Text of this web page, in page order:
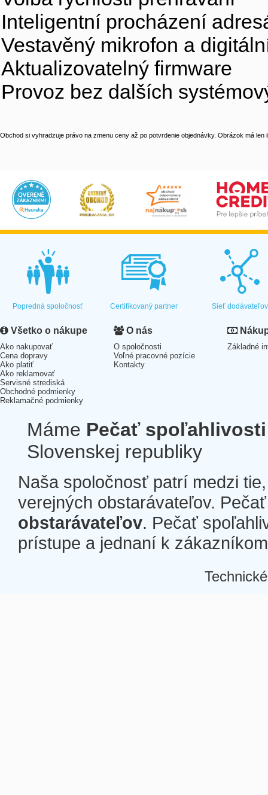
Inteligentní procházení
Vestavěný mikrofon a
Aktualizovatelný firmware
Provoz bez dalších
Obchod si vyhradzuje právo na zmenu ceny až po potvrdenie objednávky. Obrázok má len
Popredná spoločnosť Certifikovaný partner Sieť dodávateľov
Všetko o nákupe
Ako nakupovať
Cena dopravy
Ako platiť
Ako reklamovať
Servisné strediská
Obchodné podmienky
Reklamačné podmienky
O nás
O spoločnosti
Voľné pracovné pozície
Kontakty
Základné
Máme Pečať spoľahlivosti
Slovenskej republiky
Naša spoločnosť patrí medzi
verejných obstarávateľov.
obstarávateľov. Pečať
prístupe a jednaní k